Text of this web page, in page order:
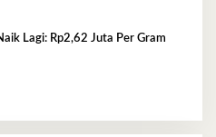
Lagi: Rp2,62 Juta Per Gram